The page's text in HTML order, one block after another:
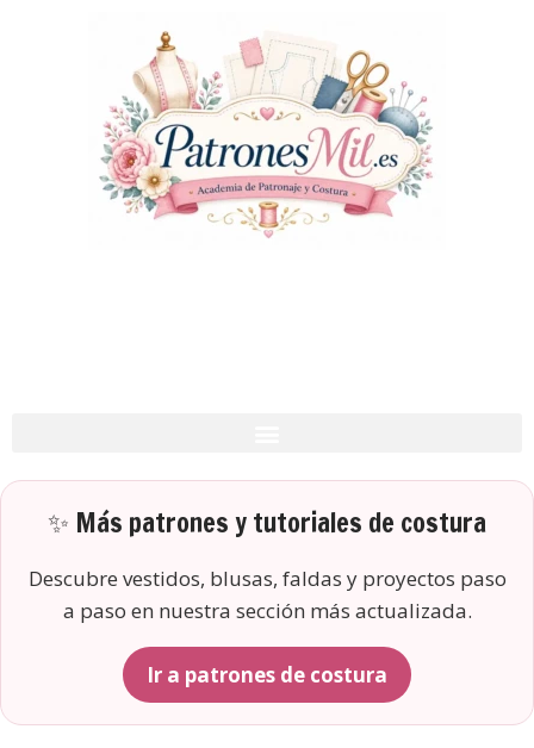
✨ Más patrones y tutoriales de costura
Descubre vestidos, blusas, faldas y proyectos paso
a paso en nuestra sección más actualizada.
Ir a patrones de costura